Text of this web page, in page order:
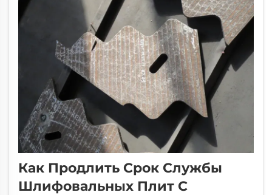
Как Продлить Срок Службы
Шлифовальных Плит С